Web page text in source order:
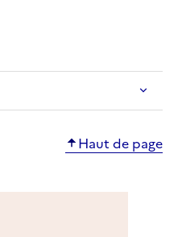
Haut de page